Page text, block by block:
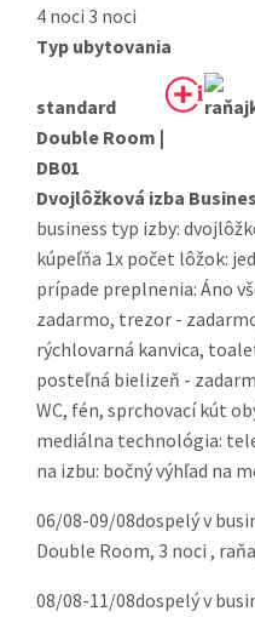
4 noci 3 noci
Typ ubytovania
standard
Double Room |
DB01
Dvojlôžková izba
business typ izby:
kúpeľňa 1x počet lôžok:
prípade preplnenia: Áno
zadarmo, trezor -
rýchlovarná kanvica,
posteľná bielizeň -
WC, fén, sprchovací kút
mediálna technológia:
na izbu: bočný výhľad na
06/08-09/08dospelý v
Double Room, 3 noci ,
08/08-11/08dospelý v